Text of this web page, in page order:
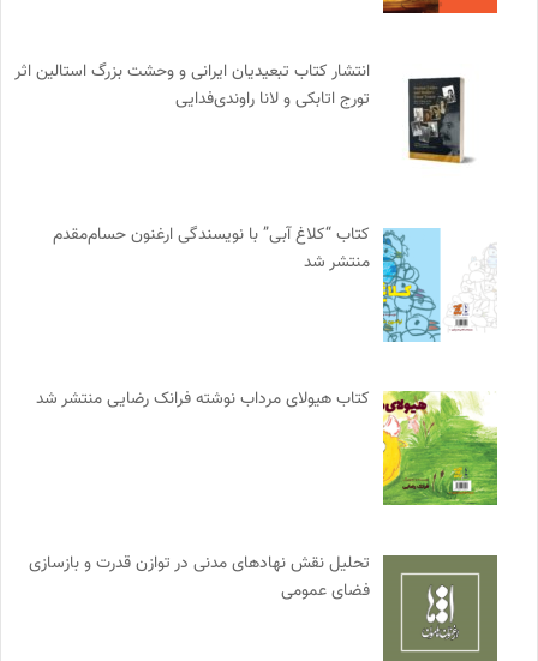
انتشار کتاب تبعیدیان ایرانی و وحشت بزرگ استالین اثر
تورج اتابکی و لانا راوندی‌فدایی
کتاب “کلاغ آبی” با نویسندگی ارغنون حسام‌مقدم
منتشر شد
کتاب هیولای مرداب نوشته فرانک رضایی منتشر شد
تحلیل نقش نهادهای مدنی در توازن قدرت و بازسازی
فضای عمومی